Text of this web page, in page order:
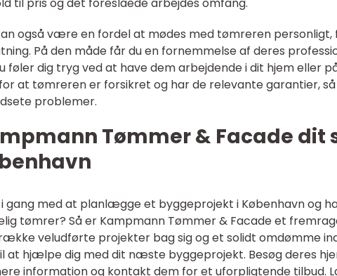
til pris og det foreslåede arbejdes omfang.
også være en fordel at mødes med tømreren
På den måde får du en fornemmelse af deres
føler dig tryg ved at have dem arbejdende i dit hjem eller
at tømreren er forsikret og har de relevante garantier,
problemer.
Tømmer & Facade dit
i gang med at planlægge et byggeprojekt i København og
tømrer? Så er Kampmann Tømmer & Facade et
veludførte projekter bag sig og et solidt omdømme
at hjælpe dig med dit næste byggeprojekt. Besøg deres
information og kontakt dem for et uforpligtende tilbud.